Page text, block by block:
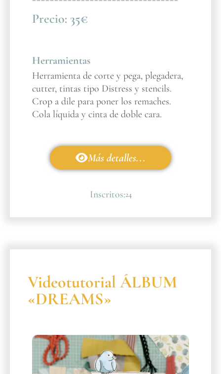
Precio: 35€
Herramientas
Herramienta de corte y pega, plegadera,
cutter, tintas tipo Distress y stencils.
Crop a dile para poner los remaches.
Cola líquida y cinta de doble cara.
Más detalles...
Inscritos:24
Videotutorial ÁLBUM
«DREAMS»